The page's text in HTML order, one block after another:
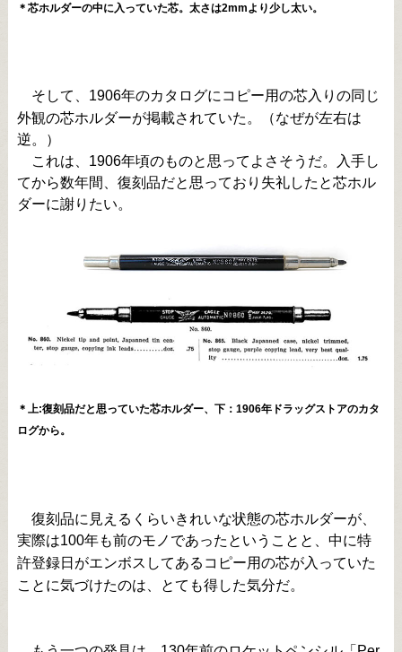
＊芯ホルダーの中に入っていた芯。太さは2mmより少し太い。
そして、1906年のカタログにコピー用の芯入りの同じ
外観の芯ホルダーが掲載されていた。（なぜが左右は
逆。）
これは、1906年頃のものと思ってよさそうだ。入手し
てから数年間、復刻品だと思っており失礼したと芯ホル
ダーに謝りたい。
＊上:復刻品だと思っていた芯ホルダー、下：1906年ドラッグストアのカタ
ログから。
復刻品に見えるくらいきれいな状態の芯ホルダーが、
実際は100年も前のモノであったということと、中に特
許登録日がエンボスしてあるコピー用の芯が入っていた
ことに気づけたのは、とても得した気分だ。